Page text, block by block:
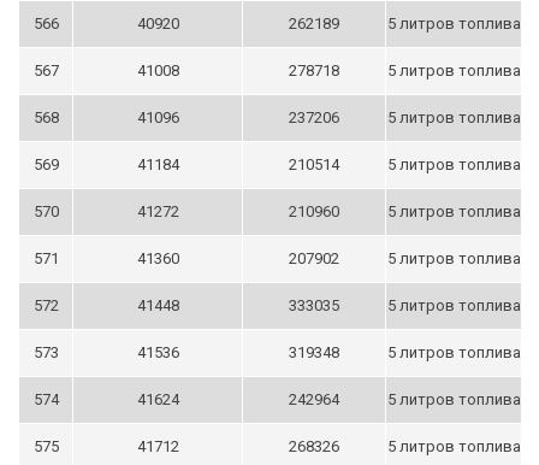
566 40920 262189 5 литров топлива
567 41008 278718 5 литров топлива
568 41096 237206 5 литров топлива
569 41184 210514 5 литров топлива
570 41272 210960 5 литров топлива
571 41360 207902 5 литров топлива
572 41448 333035 5 литров топлива
573 41536 319348 5 литров топлива
574 41624 242964 5 литров топлива
575 41712 268326 5 литров топлива